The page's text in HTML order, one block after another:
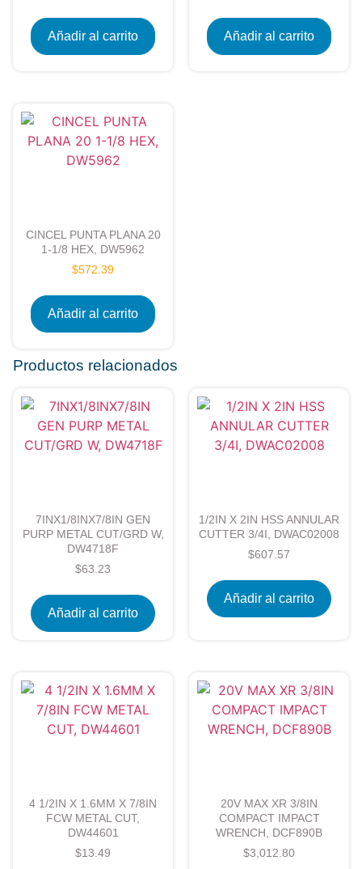
Añadir al carrito Añadir al carrito
CINCEL PUNTA PLANA 20
1-1/8 HEX, DW5962
$572.39
Añadir al carrito
Productos relacionados
7INX1/8INX7/8IN GEN
PURP METAL CUT/GRD W,
DW4718F
$63.23
Añadir al carrito
1/2IN X 2IN HSS ANNULAR
CUTTER 3/4I, DWAC02008
$607.57
Añadir al carrito
4 1/2IN X 1.6MM X 7/8IN
FCW METAL CUT,
DW44601
$13.49
20V MAX XR 3/8IN
COMPACT IMPACT
WRENCH, DCF890B
$3,012.80